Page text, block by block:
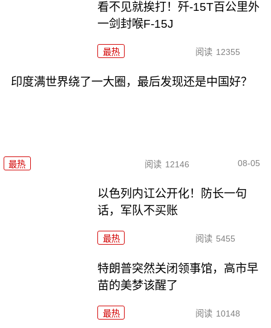
看不见就挨打！歼-15T百公里外
一剑封喉F-15J
最热 阅读 12355
印度满世界绕了一大圈，最后发现还是中国好？
最热 阅读 12146 08-05
以色列内讧公开化！防长一句
话，军队不买账
最热 阅读 5455
特朗普突然关闭领事馆，高市早
苗的美梦该醒了
最热 阅读 10148